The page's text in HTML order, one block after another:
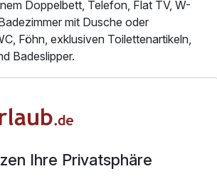
p.P. ab875,00 €
Doppelbett, Telefon, Flat TV, W-
mit Dusche oder
Föhn, exklusiven Toilettenartikeln,
Badeslipper.
Kunstwerke kreiert.
aus der Region rund um Saalbach
aus verschiedenen Ländern fließen
Ihre Privatsphäre